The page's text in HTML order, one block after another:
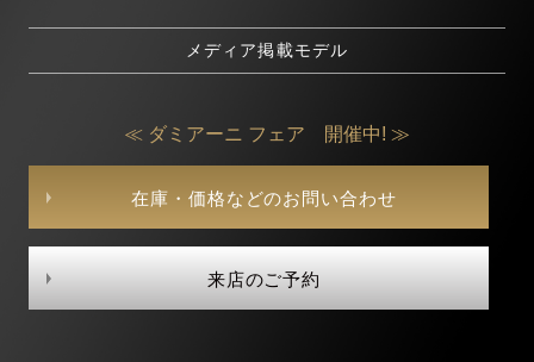
メディア掲載モデル
≪ ダミアーニ フェア 開催中! ≫
在庫・価格などのお問い合わせ
来店のご予約